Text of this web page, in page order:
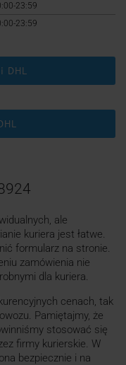
23:59
23:59
DHL
ale
kuriera jest łatwe.
formularz na stronie.
zamówienia nie
dla kuriera.
cenach, tak
Pamiętajmy, że
stosować się
firmy kurierskie. W
bezpiecznie i na